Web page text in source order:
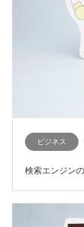
ビジネス
検索エンジン